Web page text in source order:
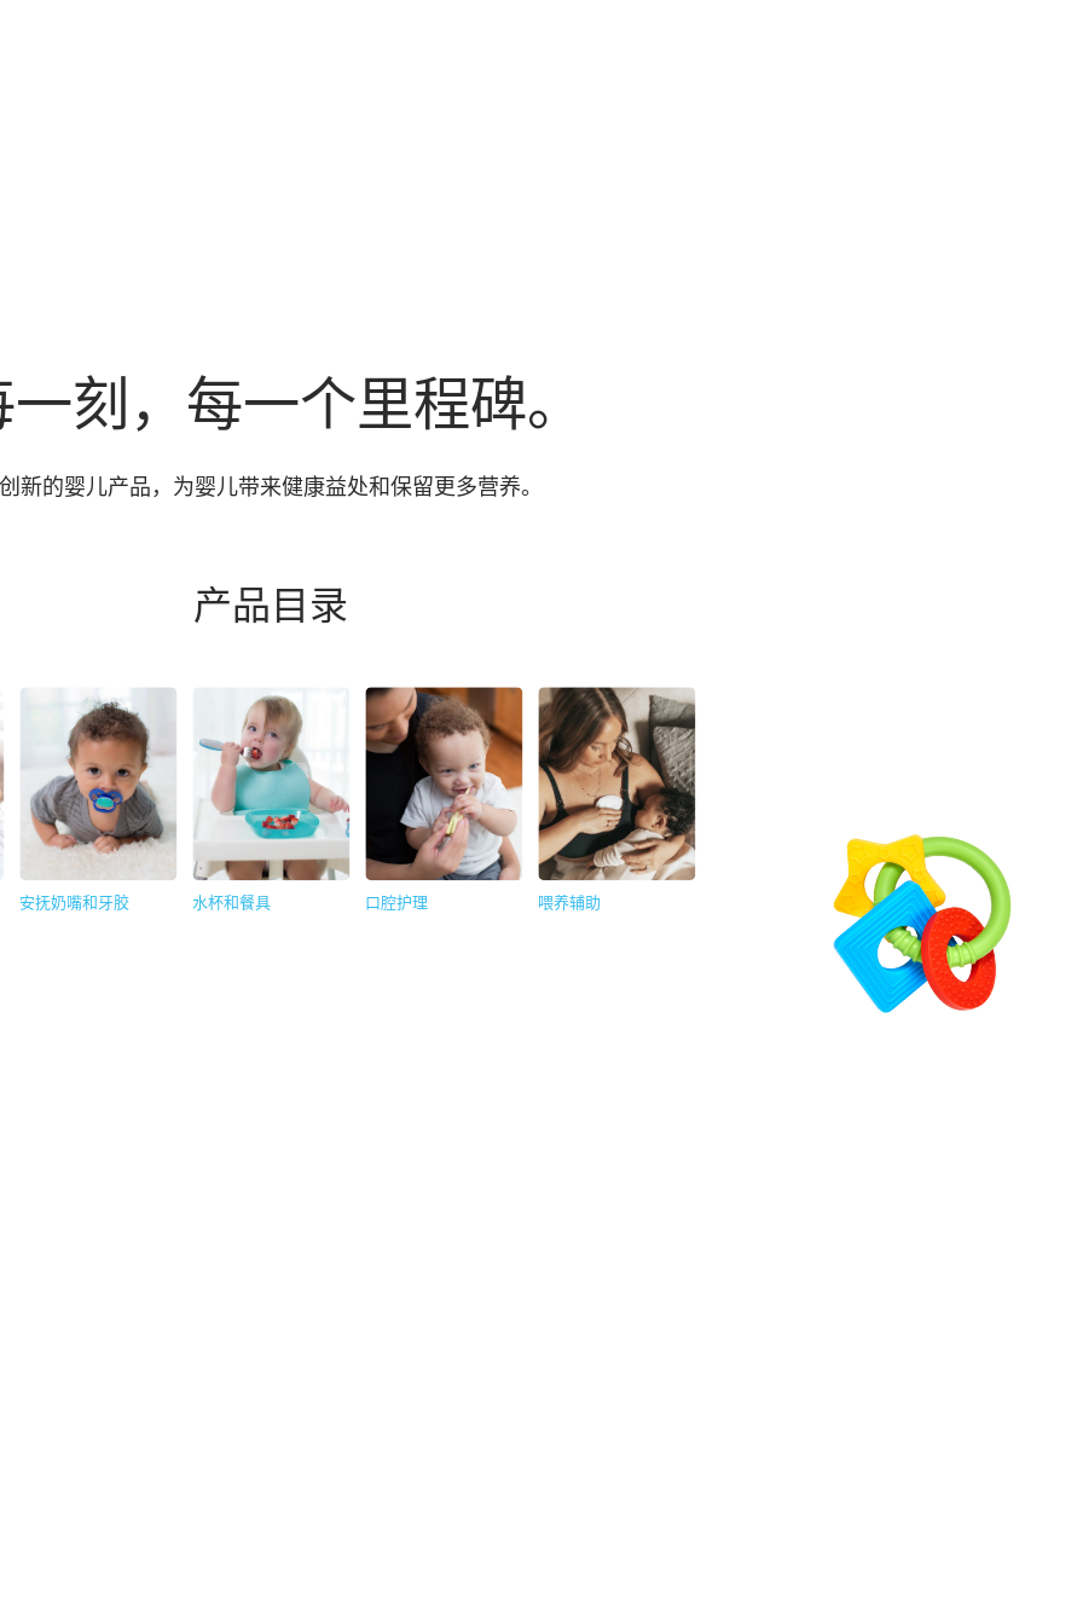
刻，每一个里程碑。
创新的婴儿产品，为婴儿带来健康益处和保留更多营养。
产品目录
安抚奶嘴和牙胶 水杯和餐具 口腔护理 喂养辅助